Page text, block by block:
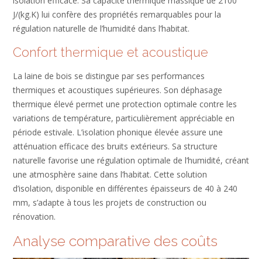
J/(kg.K) lui confère des propriétés remarquables pour la
régulation naturelle de l’humidité dans l’habitat.
Confort thermique et acoustique
La laine de bois se distingue par ses performances
thermiques et acoustiques supérieures. Son déphasage
thermique élevé permet une protection optimale contre les
variations de température, particulièrement appréciable en
période estivale. L’isolation phonique élevée assure une
atténuation efficace des bruits extérieurs. Sa structure
naturelle favorise une régulation optimale de l’humidité, créant
une atmosphère saine dans l’habitat. Cette solution
d’isolation, disponible en différentes épaisseurs de 40 à 240
mm, s’adapte à tous les projets de construction ou
rénovation.
Analyse comparative des coûts